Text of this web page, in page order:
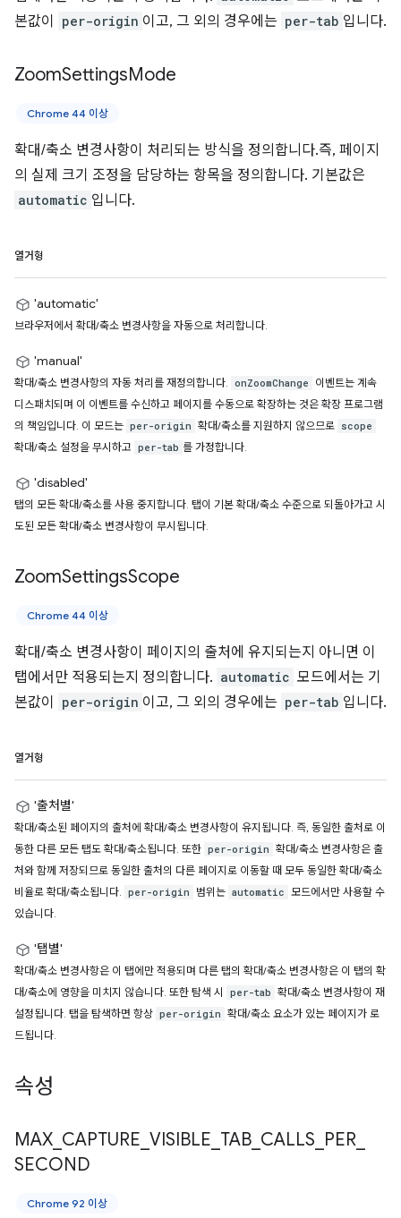
본값이
per-origin 이고, 그 외의 경우에는 per-tab 입니다.
ZoomSettingsMode
Chrome 44 이상
확대/축소 변경사항이 처리되는 방식을 정의합니다.즉, 페이지
의 실제 크기 조정을 담당하는 항목을 정의합니다. 기본값은
automatic 입니다.
열거형
'automatic'
브라우저에서 확대/축소 변경사항을 자동으로 처리합니다.
'manual'
확대/축소 변경사항의 자동 처리를 재정의합니다. onZoomChange
이벤트는 계속
디스패치되며 이 이벤트를 수신하고 페이지를 수동으로 확장하는 것은 확장 프로그램
의 책임입니다. 이 모드는 per-origin 확대/축소를 지원하지 않으므로 scope
확대/축소 설정을 무시하고 per-tab 를 가정합니다.
'disabled'
탭의 모든 확대/축소를 사용 중지합니다. 탭이 기본 확대/축소 수준으로 되돌아가고 시
도된 모든 확대/축소 변경사항이 무시됩니다.
ZoomSettingsScope
Chrome 44 이상
확대/축소 변경사항이 페이지의 출처에 유지되는지 아니면 이
탭에서만 적용되는지 정의합니다. automatic 모드에서는 기
본값이
per-origin 이고, 그 외의 경우에는 per-tab 입니다.
열거형
'출처별'
확대/축소된 페이지의 출처에 확대/축소 변경사항이 유지됩니다. 즉, 동일한 출처로 이
동한 다른 모든 탭도 확대/축소됩니다. 또한 per-origin 확대/축소 변경사항은 출
처와 함께 저장되므로 동일한 출처의 다른 페이지로 이동할 때 모두 동일한 확대/축소
비율로 확대/축소됩니다. per-origin 범위는 automatic 모드에서만 사용할 수
있습니다.
'탭별'
확대/축소 변경사항은 이 탭에만 적용되며 다른 탭의 확대/축소 변경사항은 이 탭의 확
대/축소에 영향을 미치지 않습니다. 또한 탐색 시
per-tab 확대/축소 변경사항이 재
설정됩니다. 탭을 탐색하면 항상 per-origin 확대/축소 요소가 있는 페이지가 로
드됩니다.
속성
MAX CAPTURE VISIBLE TAB CALLS PER
SECOND
Chrome 92 이상